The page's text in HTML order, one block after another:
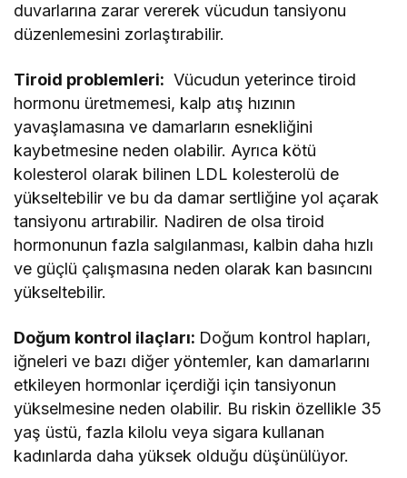
duvarlarına zarar vererek vücudun tansiyonu
düzenlemesini zorlaştırabilir.
Tiroid problemleri: Vücudun yeterince tiroid
hormonu üretmemesi, kalp atış hızının
yavaşlamasına ve damarların esnekliğini
kaybetmesine neden olabilir. Ayrıca kötü
kolesterol olarak bilinen LDL kolesterolü de
yükseltebilir ve bu da damar sertliğine yol açarak
tansiyonu artırabilir. Nadiren de olsa tiroid
hormonunun fazla salgılanması, kalbin daha hızlı
ve güçlü çalışmasına neden olarak kan basıncını
yükseltebilir.
Doğum kontrol ilaçları: Doğum kontrol hapları,
iğneleri ve bazı diğer yöntemler, kan damarlarını
etkileyen hormonlar içerdiği için tansiyonun
yükselmesine neden olabilir. Bu riskin özellikle 35
yaş üstü, fazla kilolu veya sigara kullanan
kadınlarda daha yüksek olduğu düşünülüyor.